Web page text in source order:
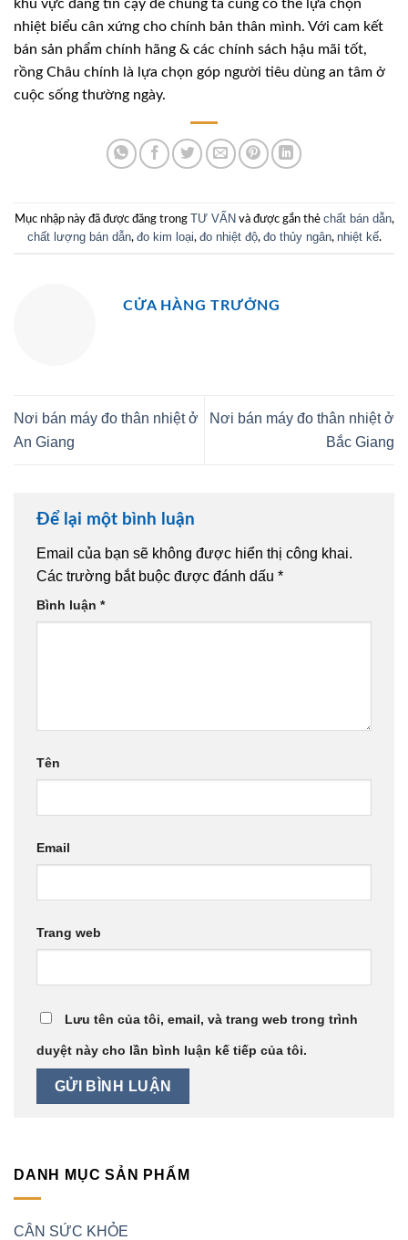
khu vực đáng tin cậy để chúng ta cũng có thể lựa chọn
nhiệt biểu cân xứng cho chính bản thân mình. Với cam kết
bán sản phẩm chính hãng & các chính sách hậu mãi tốt,
rồng Châu chính là lựa chọn góp người tiêu dùng an tâm ở
cuộc sống thường ngày.
Mục nhập này đã được đăng trong TƯ VẤN và được gắn thẻ chất bán dẫn,
chất lượng bán dẫn, đo kim loại, đo nhiệt độ, đo thủy ngân, nhiệt kế.
CỬA HÀNG TRƯỞNG
Nơi bán máy đo thân nhiệt ở
An Giang
Nơi bán máy đo thân nhiệt ở
Bắc Giang
Để lại một bình luận
Email của bạn sẽ không được hiển thị công khai.
Các trường bắt buộc được đánh dấu *
Bình luận *
Tên
Email
Trang web
Lưu tên của tôi, email, và trang web trong trình
duyệt này cho lần bình luận kế tiếp của tôi.
DANH MỤC SẢN PHẨM
CÂN SỨC KHỎE